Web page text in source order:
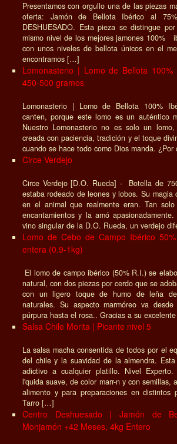
Presentamos con orgullo una de las piezas
oferta: Jamón de Bellota Ibérico al
DESHUESADO. Esta pieza se distingue
mismo nivel de los mejores jamones 100%
con unos niveles de bellota únicos en el
encontramos […]
Lomonasterio | Lomo de Bellota
450-500 gramos
Lomonasterio | Lomo de Bellota 100%
canten, porque este lomo es un auténtico
Nuestro Lomonasterio no es solo un
creada con paciencia, tradición y el toque
cuando se hace todo como Dios manda.
Circe Verdejo
Circe Verdejo [D.O. Rueda] - Botella de
estaba rodeado de leones y lobos. Su magia
en el animal que realmente eran. Tan
encantamientos y la amó
vino singular de la D.O. Rueda, un verdejo
Lomo de Cebo de Campo Ibérico
entera (0.9-1kg)
El lomo de campo ibérico (50% R.I.) se
natural, con dos piezas por cerdo que se
con un ligero toque de humo de leña
naturales. Su aspecto marmóreo va
púrpura hasta el rosa.. Gracias a su
Salsa Chile Morita | Picante nivel 5
La salsa macha consentida de todos por el
del chile y la suavidad de la almendra.
adictivo a cualquier platillo. Nivel Experto.
l'quida suave, de color marr-n y con semillas,
alimento y para preparaciones en distintos
Tarro […]
Centro Deshuesado | Jamón de
Monjamón +42 Meses, 4kg Entero